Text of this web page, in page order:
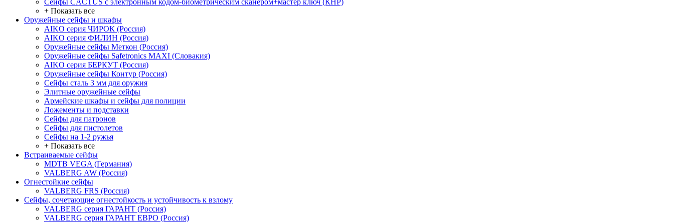
Сейфы CACTUS с электронным кодом-биометрическим сканером+мастер ключ (КНР)
+ Показать все
Оружейные сейфы и шкафы
AIKO серия ЧИРОК (Россия)
AIKO серия ФИЛИН (Россия)
Оружейные сейфы Меткон (Россия)
Оружейные сейфы Safetronics MAXI (Словакия)
AIKO серия БЕРКУТ (Россия)
Оружейные сейфы Контур (Россия)
Сейфы сталь 3 мм для оружия
Элитные оружейные сейфы
Армейские шкафы и сейфы для полиции
Ложементы и подставки
Сейфы для патронов
Сейфы для пистолетов
Сейфы на 1-2 ружья
+ Показать все
Встраиваемые сейфы
MDTB VEGA (Германия)
VALBERG AW (Россия)
Огнестойкие сейфы
VALBERG FRS (Россия)
Сейфы, сочетающие огнестойкость и устойчивость к взлому
VALBERG серия ГАРАНТ (Россия)
VALBERG серия ГАРАНТ ЕВРО (Россия)